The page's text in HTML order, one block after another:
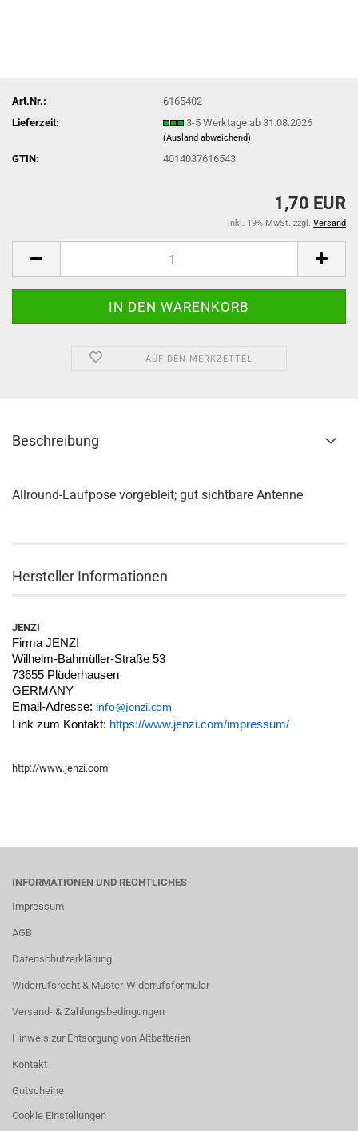
Art.Nr.:
6165402
Lieferzeit:
3-5 Werktage ab 31.08.2026
(Ausland abweichend)
GTIN: 4014037616543
1,70 EUR
inkl. 19% MwSt. zzgl. Versand
AUF DEN MERKZETTEL
Beschreibung
Allround-Laufpose vorgebleit; gut sichtbare Antenne
Hersteller Informationen
JENZI
Firma JENZI
Wilhelm-Bahmüller-Straße 53
73655 Plüderhausen
GERMANY
Email-Adresse: info@jenzi.com
Link zum Kontakt: https://www.jenzi.com/impressum/
http://www.jenzi.com
INFORMATIONEN UND RECHTLICHES
Impressum
AGB
Datenschutzerklärung
Widerrufsrecht & Muster-Widerrufsformular
Versand- & Zahlungsbedingungen
Hinweis zur Entsorgung von Altbatterien
Kontakt
Gutscheine
Cookie Einstellungen